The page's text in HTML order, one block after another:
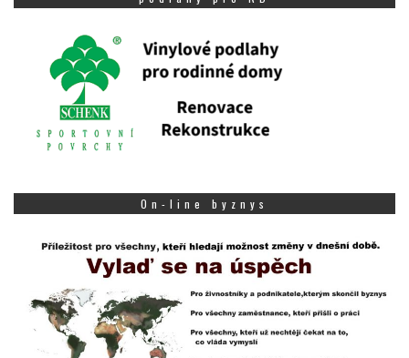
On-line byznys